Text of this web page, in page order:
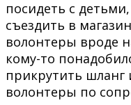
посидеть с
съездить в
волонтеры вроде
кому-то
прикрутить шланг
волонтеры по